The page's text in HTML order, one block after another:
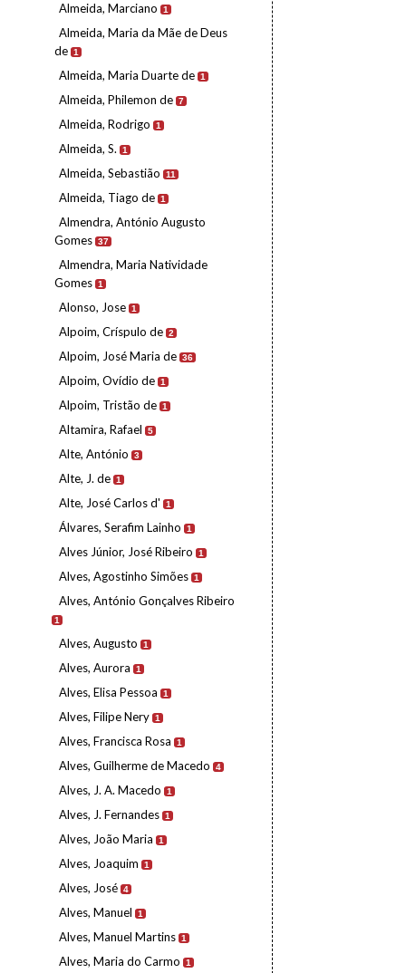
Almeida, Marciano 1
Almeida, Maria da Mãe de Deus
de 1
Almeida, Maria Duarte de 1
Almeida, Philemon de 7
Almeida, Rodrigo 1
Almeida, S. 1
Almeida, Sebastião 11
Almeida, Tiago de 1
Almendra, António Augusto
Gomes 37
Almendra, Maria Natividade
Gomes 1
Alonso, Jose 1
Alpoim, Críspulo de 2
Alpoim, José Maria de 36
Alpoim, Ovídio de 1
Alpoim, Tristão de 1
Altamira, Rafael 5
Alte, António 3
Alte, J. de 1
Alte, José Carlos d' 1
Álvares, Serafim Lainho 1
Alves Júnior, José Ribeiro 1
Alves, Agostinho Simões 1
Alves, António Gonçalves Ribeiro
1
Alves, Augusto 1
Alves, Aurora 1
Alves, Elisa Pessoa 1
Alves, Filipe Nery 1
Alves, Francisca Rosa 1
Alves, Guilherme de Macedo 4
Alves, J. A. Macedo 1
Alves, J. Fernandes 1
Alves, João Maria 1
Alves, Joaquim 1
Alves, José 4
Alves, Manuel 1
Alves, Manuel Martins 1
Alves, Maria do Carmo 1